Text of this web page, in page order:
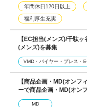
年間休日120日以上
福利厚生充実
【EC担当(メンズ)/千駄
(メンズ)を募集
VMD・バイヤー・プレス・
【商品企画・MD(オンフ
ーで商品企画・MD(オン
MD